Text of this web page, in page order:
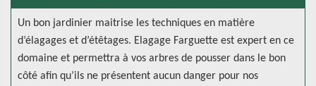
Un bon jardinier maitrise les techniques en matière
d’élagages et d’étêtages. Elagage Farguette est expert en ce
domaine et permettra à vos arbres de pousser dans le bon
côté afin qu’ils ne présentent aucun danger pour nos